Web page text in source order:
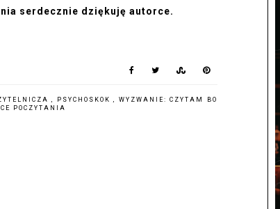
serdecznie dziękuję autorce.
, PSYCHOSKOK , WYZWANIE: CZYTAM BO
POCZYTANIA